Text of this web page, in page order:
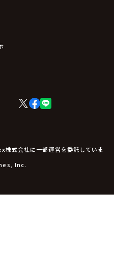
X
(Twitter)
Facebook
LINE
式会社に一部運営を委託していま
Inc.